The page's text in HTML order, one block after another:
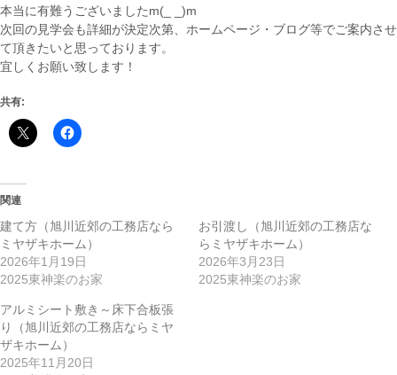
本当に有難うございましたm(_ _)m
次回の見学会も詳細が決定次第、ホームページ・ブログ等でご案内させ
て頂きたいと思っております。
宜しくお願い致します！
共有:
関連
建て方（旭川近郊の工務店なら
ミヤザキホーム）
2026年1月19日
2025東神楽のお家
お引渡し（旭川近郊の工務店な
らミヤザキホーム）
2026年3月23日
2025東神楽のお家
アルミシート敷き～床下合板張
り（旭川近郊の工務店ならミヤ
ザキホーム）
2025年11月20日